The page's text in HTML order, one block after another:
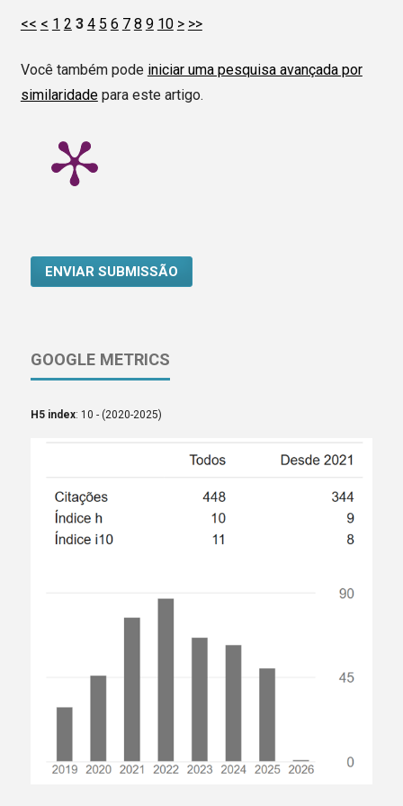
<< < 1 2 3 4 5 6 7 8 9 10 > >>
Você também pode iniciar uma pesquisa avançada por
similaridadepara este artigo.
ENVIAR SUBMISSÃO
GOOGLE METRICS
H5 index: 10 - (2020-2025)